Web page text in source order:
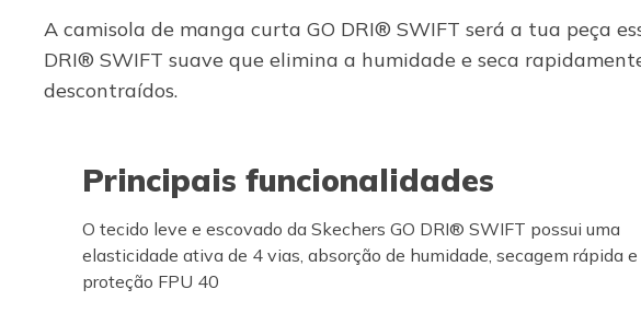
A camisola de manga curta GO DRI® SWIFT será a tua peça
DRI® SWIFT suave que elimina a humidade e seca
descontraídos.
Principais funcionalidades
O tecido leve e escovado da Skechers GO DRI® SWIFT possui uma
elasticidade ativa de 4 vias, absorção de humidade, secagem rápida e
proteção FPU 40